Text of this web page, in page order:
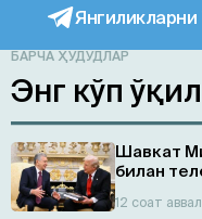
Янгиликларни
БАРЧА ҲУДУДЛАР
Энг кўп
Шавкат
билан
12 соат аввал